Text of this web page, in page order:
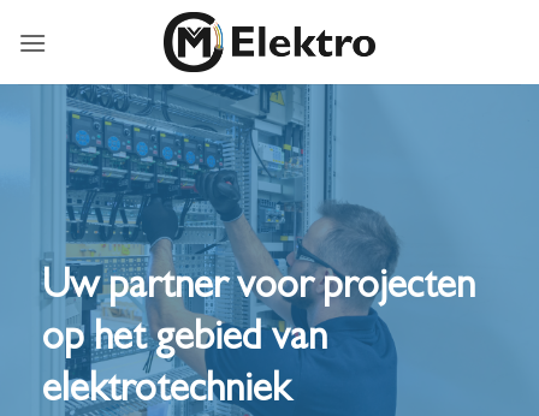
naar
Uw partner voor projecten
op het gebied van
elektrotechniek